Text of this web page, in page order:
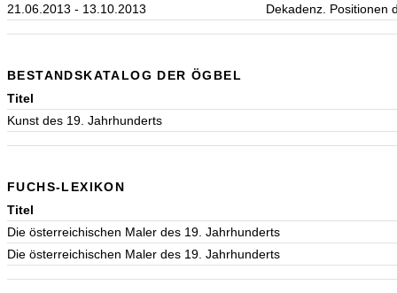
21.06.2013 - 13.10.2013
Dekadenz. Positionen
BESTANDSKATALOG DER ÖGBEL
Titel
Kunst des 19. Jahrhunderts
FUCHS-LEXIKON
Titel
Die österreichischen Maler des 19. Jahrhunderts
Die österreichischen Maler des 19. Jahrhunderts